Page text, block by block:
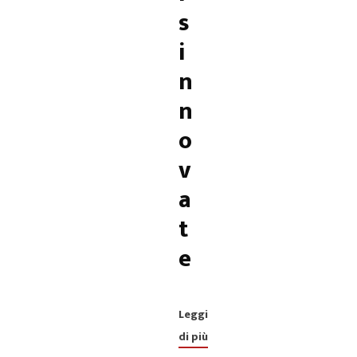
s
i
n
n
o
v
a
t
e
Leggi
di più